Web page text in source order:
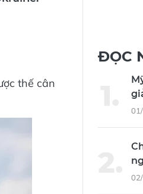
thế cân
ĐỌC